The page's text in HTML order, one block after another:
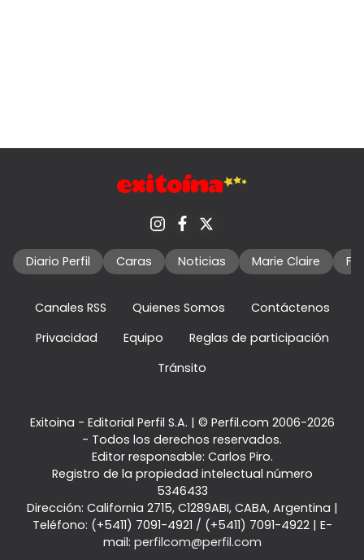
Diario Perfil Caras Noticias Marie Claire
Canales RSS Quienes Somos
Contáctenos
Privacidad
Equipo
Reglas de participación
Tránsito
Exitoina - Editorial Perfil S.A. | © Perfil.com 2006-2026
- Todos los derechos reservados.
Editor responsable: Carlos Piro.
Registro de la propiedad intelectual número
5346433
Dirección: California 2715, C1289ABI, CABA, Argentina |
Teléfono: (+5411) 7091-4921 / (+5411) 7091-4922| E-
mail: perfilcom@perfil.com